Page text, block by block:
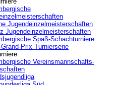
Jugendeinzelmeisterschaften
Jugendeinzelmeisterschaften
Spaß-Schachturniere
Prix Turnierserie
Vereinsmannschafts-